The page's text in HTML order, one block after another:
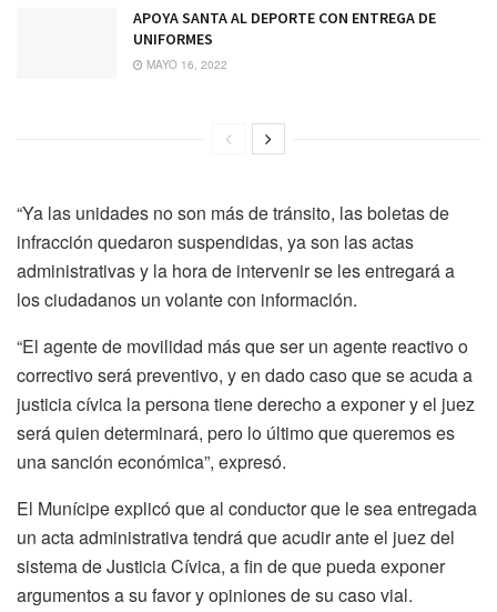
APOYA SANTA AL DEPORTE CON ENTREGA DE
UNIFORMES
MAYO 16, 2022
“Ya las unidades no son más de tránsito, las boletas de
infracción quedaron suspendidas, ya son las actas
administrativas y la hora de intervenir se les entregará a
los ciudadanos un volante con información.
“El agente de movilidad más que ser un agente reactivo o
correctivo será preventivo, y en dado caso que se acuda a
justicia cívica la persona tiene derecho a exponer y el juez
será quien determinará, pero lo último que queremos es
una sanción económica”, expresó.
El Munícipe explicó que al conductor que le sea entregada
un acta administrativa tendrá que acudir ante el juez del
sistema de Justicia Cívica, a fin de que pueda exponer
argumentos a su favor y opiniones de su caso vial.